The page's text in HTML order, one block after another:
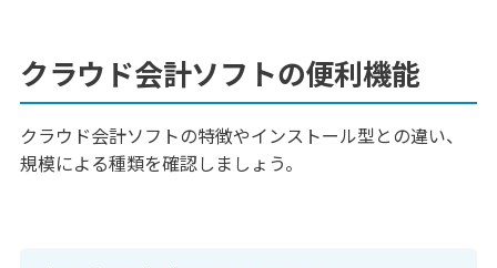
クラウド会計ソフトの便利機能
クラウド会計ソフトの特徴やインストール型との違い、
規模による種類を確認しましょう。